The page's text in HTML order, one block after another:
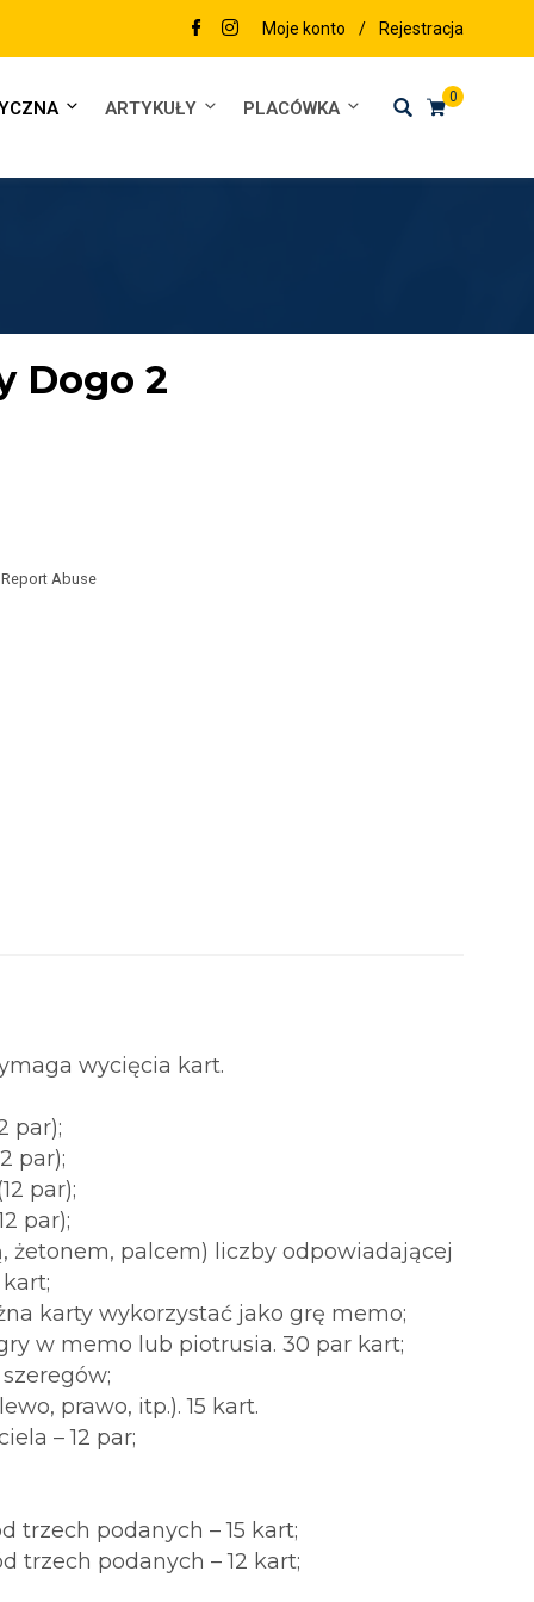
Moje konto / Rejestracja
0
ARTYKUŁY PLACÓWKA
Dogo 2
Abuse
wycięcia kart.
par);
par);
par);
par);
żetonem, palcem) liczby odpowiadającej
karty wykorzystać jako grę memo;
w memo lub piotrusia. 30 par kart;
prawo, itp.). 15 kart.
– 12 par;
trzech podanych – 15 kart;
trzech podanych – 12 kart;